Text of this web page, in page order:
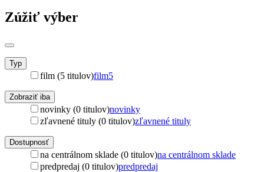
Zúžiť výber
Typ
film (5 titulov)film5
Zobraziť iba
novinky (0 titulov)novinky
zľavnené tituly (0 titulov)zľavnené tituly
Dostupnosť
na centrálnom sklade (0 titulov)na centrálnom sklade
predpredaj (0 titulov)predpredaj